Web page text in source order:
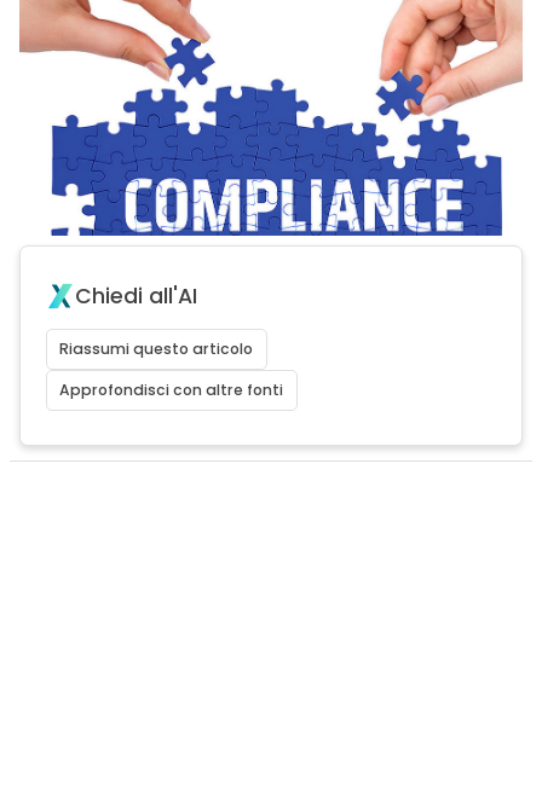
Chiedi all'AI
Riassumi questo articolo
Approfondisci con altre fonti